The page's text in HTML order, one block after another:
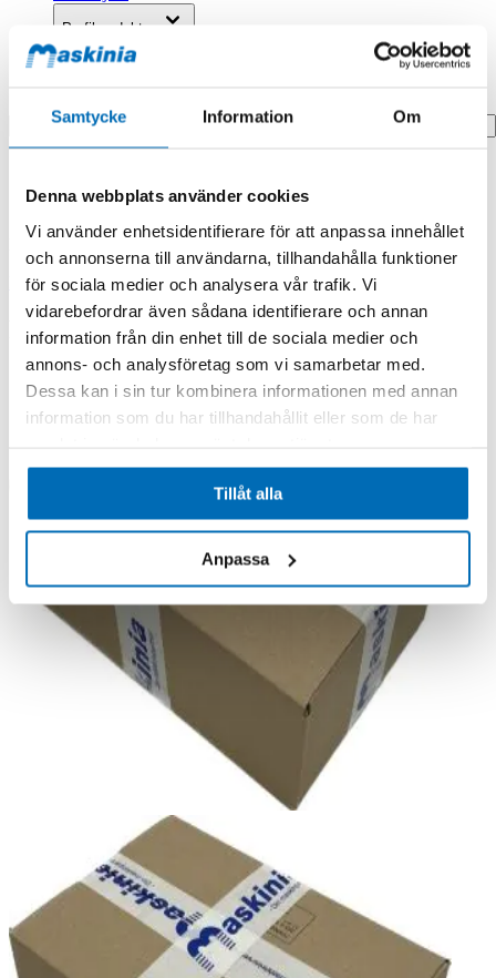
Samtycke Information Om
Denna webbplats använder cookies
Vi använder enhetsidentifierare för att anpassa innehållet
och annonserna till användarna, tillhandahålla funktioner
för sociala medier och analysera vår trafik. Vi
vidarebefordrar även sådana identifierare och annan
information från din enhet till de sociala medier och
annons- och analysföretag som vi samarbetar med.
Dessa kan i sin tur kombinera informationen med annan
information som du har tillhandahållit eller som de har
Tillåt alla
Anpassa
Profilprodukter
Fyndhörna
Hem
Pipe
Doosan/Develon
Pipe